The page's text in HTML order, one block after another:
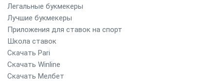
Легальные букмекеры
Лучшие букмекеры
Приложения для ставок на спорт
Школа ставок
Скачать Pari
Скачать Winline
Скачать Мелбет